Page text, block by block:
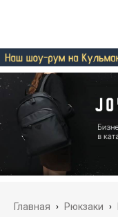
Главная › Рюкзаки ›